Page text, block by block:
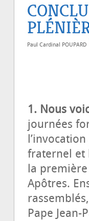
Paul Cardinal POUPARD
1. Nous
journées
fraternel et
la
Apôtres.
Pape